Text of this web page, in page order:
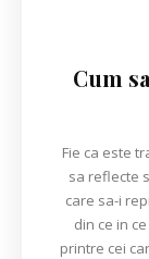
Cum
Fie ca este
sa reflecte
care sa-i
din ce in
printre cei